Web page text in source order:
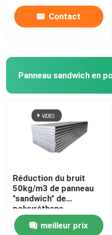
Contact
Panneau sandwich en
Réduction du bruit
50kg/m3 de panneau
"sandwich" de
polyuréthane
d'isolation thermique
d'entreposage au froid
meilleur prix